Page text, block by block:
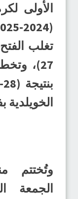
الأولى
27)،
الخويلدية
وتُختتم
الجمعة